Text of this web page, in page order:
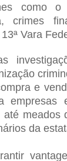
como o
crimes
Vara
e
empresas
meados
da